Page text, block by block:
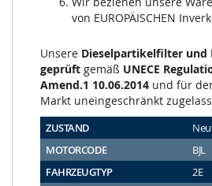
von EUROPÄISCHEN
Unsere Dieselpartikelfilter und
geprüft gemäß UNECE
Amend.1 10.06.2014 und für
Markt uneingeschränkt
ZUSTAND
MOTORCODE
BJL
FAHRZEUGTYP
2E